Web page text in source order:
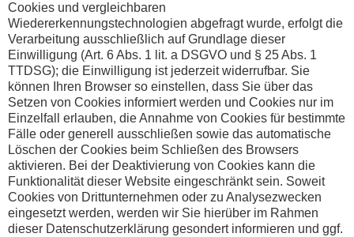
Cookies und vergleichbaren
Wiedererkennungstechnologien abgefragt wurde, erfolgt die
Verarbeitung ausschließlich auf Grundlage dieser
Einwilligung (Art. 6 Abs. 1 lit. a DSGVO und § 25 Abs. 1
TTDSG); die Einwilligung ist jederzeit widerrufbar. Sie
können Ihren Browser so einstellen, dass Sie über das
Setzen von Cookies informiert werden und Cookies nur im
Einzelfall erlauben, die Annahme von Cookies für bestimmte
Fälle oder generell ausschließen sowie das automatische
Löschen der Cookies beim Schließen des Browsers
aktivieren. Bei der Deaktivierung von Cookies kann die
Funktionalität dieser Website eingeschränkt sein. Soweit
Cookies von Drittunternehmen oder zu Analysezwecken
eingesetzt werden, werden wir Sie hierüber im Rahmen
dieser Datenschutzerklärung gesondert informieren und ggf.